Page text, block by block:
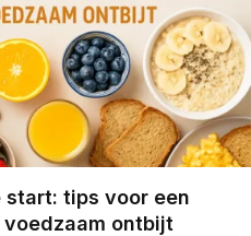
start: tips voor een
ontbijt